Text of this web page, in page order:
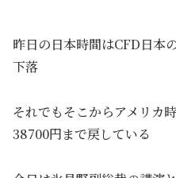
昨日の日本時間はCFD日本
下落
それでもそこからアメリカ
38700円まで戻している